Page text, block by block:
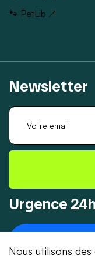
🐾 PetLib ↗
Newsletter
Urgence
Nous utilisons